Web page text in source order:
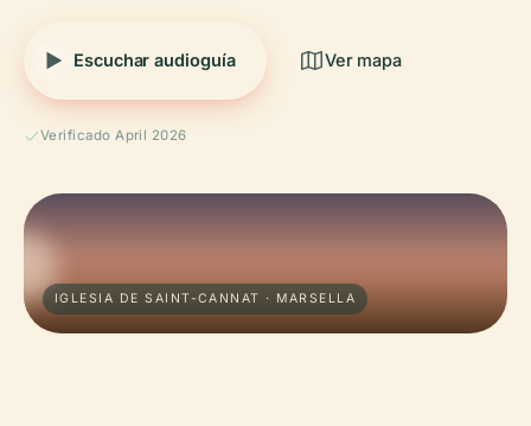
Escuchar audioguía Ver mapa
Verificado April 2026
IGLESIA DE SAINT-CANNAT · MARSELLA